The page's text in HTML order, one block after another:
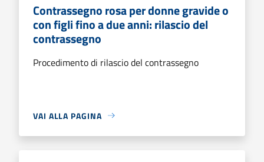
Contrassegno rosa per donne gravide o
con figli fino a due anni: rilascio del
contrassegno
Procedimento di rilascio del contrassegno
VAI ALLA PAGINA